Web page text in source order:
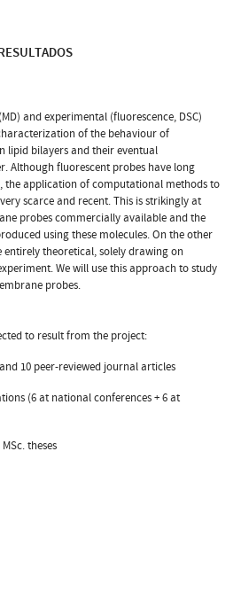
and experimental (fluorescence, DSC)
of the behaviour of
lipid bilayers and their eventual
Although fluorescent probes have long
the application of computational methods to
scarce and recent. This is strikingly at
probes commercially available and the
using these molecules. On the other
theoretical, solely drawing on
We will use this approach to study
probes.
to result from the project:
10 peer-reviewed journal articles
(6 at national conferences + 6 at
theses